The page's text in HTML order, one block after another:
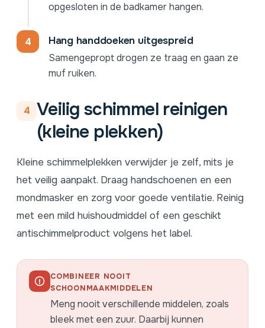
opgesloten in de badkamer hangen.
Hang handdoeken uitgespreid
Samengepropt drogen ze traag en gaan ze
muf ruiken.
4 Veilig schimmel reinigen
(kleine plekken)
Kleine schimmelplekken verwijder je zelf, mits je
het veilig aanpakt. Draag handschoenen en een
mondmasker en zorg voor goede ventilatie. Reinig
met een mild huishoudmiddel of een geschikt
antischimmelproduct volgens het label.
COMBINEER NOOIT
SCHOONMAAKMIDDELEN
Meng nooit verschillende middelen, zoals
bleek met een zuur. Daarbij kunnen